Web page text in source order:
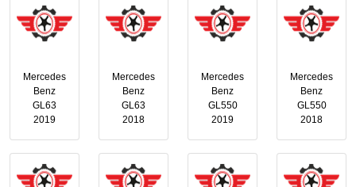
Mercedes
Benz
GL550
2018
Mercedes
Benz
GL550
2019
Mercedes
Benz
GL63
2018
Mercedes
Benz
GL63
2019